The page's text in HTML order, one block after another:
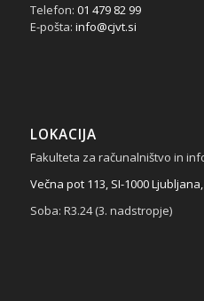
Telefon: 01 479 82 99
E-pošta: info@cjvt.si
LOKACIJA
Fakulteta za računalništvo in
Večna pot 113, SI-1000
Soba: R3.24 (3. nadstropje)